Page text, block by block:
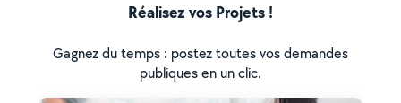
Réalisez vos Projets !
Gagnez du temps : postez toutes vos demandes
publiques en un clic.